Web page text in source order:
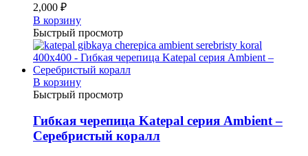
2,000 ₽
В корзину
Быстрый просмотр
В корзину
Быстрый просмотр
Гибкая черепица Katepal серия Ambient –
Серебристый коралл